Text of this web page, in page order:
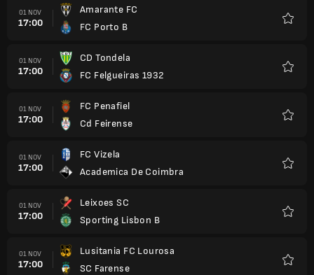
01 NOV
17:00
Amarante FC
FC Porto B
01 NOV
17:00
CD Tondela
FC Felgueiras 1932
01 NOV
17:00
FC Penafiel
Cd Feirense
01 NOV
17:00
FC Vizela
Academica De Coimbra
01 NOV
17:00
Leixoes SC
Sporting Lisbon B
01 NOV
17:00
Lusitania FC Lourosa
SC Farense